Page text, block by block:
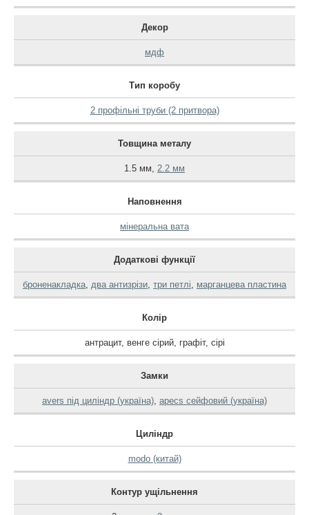
Декор
мдф
Тип коробу
2 профільні труби (2 притвора)
Товщина металу
1.5 мм 2.2 мм
Наповнення
мінеральна вата
Додаткові функції
броненакладка два антизрізи три петлі марганцева пластина
Колір
антрацит, венге сірий, графіт, сірі
Замки
avers під циліндр (україна) apecs сейфовий (україна)
Циліндр
modo (китай)
Контур ущільнення